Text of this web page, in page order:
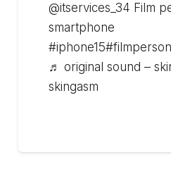
@itservices_34 Film
smartphone
♬ original sound –
skingasm